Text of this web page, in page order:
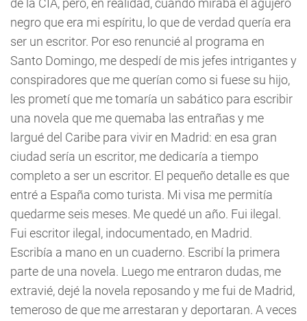
de la CIA, pero, en realidad, cuando miraba el agujero
negro que era mi espíritu, lo que de verdad quería era
ser un escritor. Por eso renuncié al programa en
Santo Domingo, me despedí de mis jefes intrigantes y
conspiradores que me querían como si fuese su hijo,
les prometí que me tomaría un sabático para escribir
una novela que me quemaba las entrañas y me
largué del Caribe para vivir en Madrid: en esa gran
ciudad sería un escritor, me dedicaría a tiempo
completo a ser un escritor. El pequeño detalle es que
entré a España como turista. Mi visa me permitía
quedarme seis meses. Me quedé un año. Fui ilegal.
Fui escritor ilegal, indocumentado, en Madrid.
Escribía a mano en un cuaderno. Escribí la primera
parte de una novela. Luego me entraron dudas, me
extravié, dejé la novela reposando y me fui de Madrid,
temeroso de que me arrestaran y deportaran. A veces